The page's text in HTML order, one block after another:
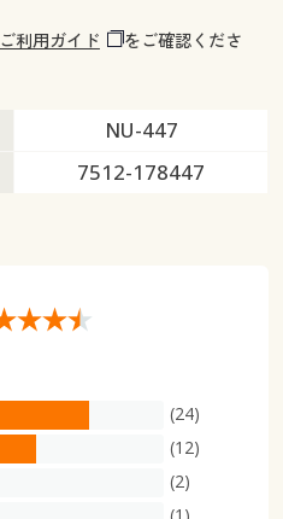
ご利用ガイド
をご確認くださ
NU-447
7512-178447
(24)
(12)
(2)